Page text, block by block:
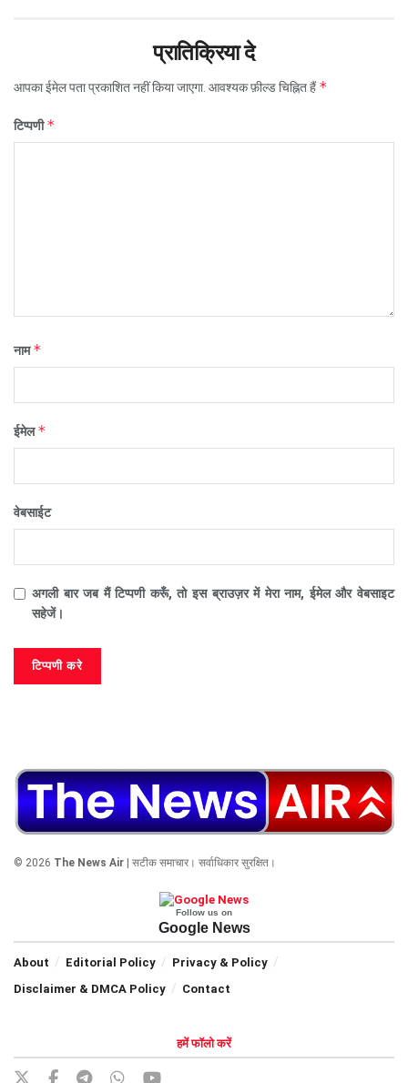
प्रातिक्रिया दे
आपका ईमेल पता प्रकाशित नहीं किया जाएगा. आवश्यक फ़ील्ड चिह्नित हैं*
टिप्पणी*
नाम*
ईमेल*
वेबसाईट
अगली बार जब मैं टिप्पणी करूँ, तो इस ब्राउज़र में मेरा नाम, ईमेल और वेबसाइट
सहेजें।
© 2026 The News Air | सटीक समाचार। सर्वाधिकार सुरक्षित।
Follow us on
Google News
About Editorial Policy
Privacy & Policy
Disclaimer & DMCA Policy
Contact
हमें फॉलो करें